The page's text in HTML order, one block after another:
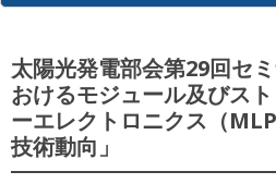
太陽光発電部会第29回セ
おけるモジュール及びス
ーエレクトロニクス（
技術動向」